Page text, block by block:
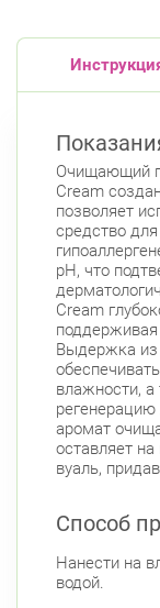
Очищающий
Cream
позволяет
средство
pH, что
Cream
Выдержка из
влажности, а
регенерацию
аромат
оставляет
вуаль,
Способ
Нанести на
водой.